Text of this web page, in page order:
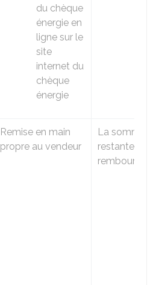
du chèque
énergie en
ligne sur le
site
internet du
chèque
énergie
Remise en main
propre au vendeur
La somme
restante
remboursée.